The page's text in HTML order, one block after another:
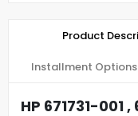
Product
Installment Options
HP 671731-001